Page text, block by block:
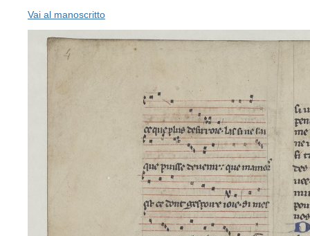
Vai al manoscritto